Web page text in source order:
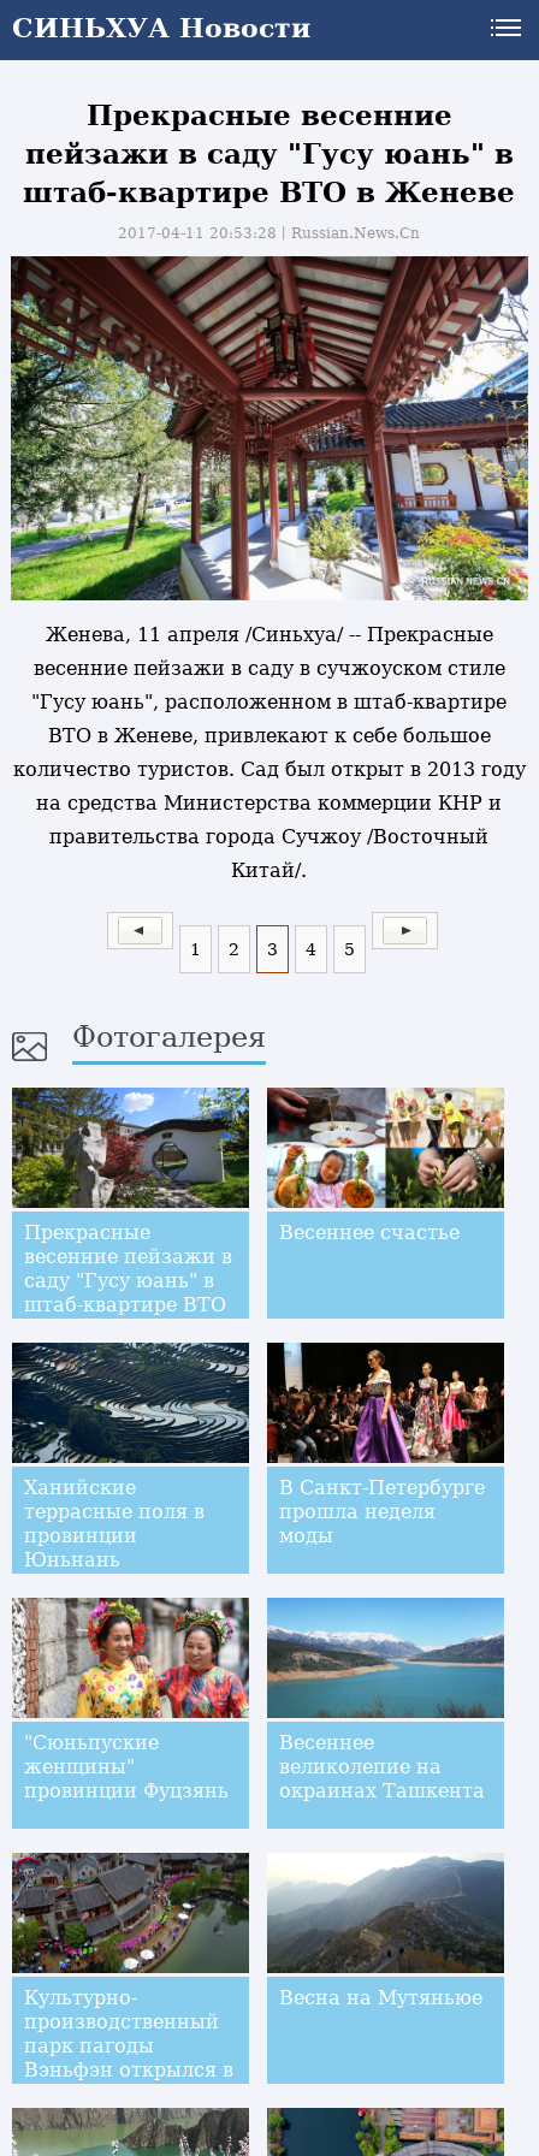
СИНЬХУА Новости
Прекрасные весенние
пейзажи в саду "Гусу юань" в
штаб-квартире ВТО в Женеве
2017-04-11 20:53:28丨Russian.News.Cn
Женева, 11 апреля /Синьхуа/ -- Прекрасные
весенние пейзажи в саду в сучжоуском стиле
"Гусу юань", расположенном в штаб-квартире
ВТО в Женеве, привлекают к себе большое
количество туристов. Сад был открыт в 2013 году
на средства Министерства коммерции КНР и
правительства города Сучжоу /Восточный
Китай/.
1 2 3 4 5
Фотогалерея
Прекрасные
весенние пейзажи в
саду "Гусу юань" в
штаб-квартире ВТО
Весеннее счастье
Ханийские
террасные поля в
провинции
Юньнань
В Санкт-Петербурге
прошла неделя
моды
"Сюньпуские
женщины"
провинции Фуцзянь
Весеннее
великолепие на
окраинах Ташкента
Культурно-
производственный
парк пагоды
Вэньфэн открылся в
Весна на Мутяньюе